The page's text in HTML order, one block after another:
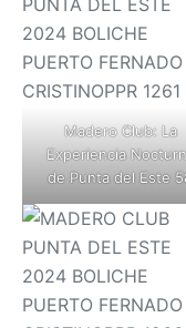
Madero Club: La
Experiencia
de Punta del Este